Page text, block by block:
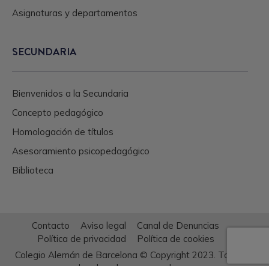
Asignaturas y departamentos
SECUNDARIA
Bienvenidos a la Secundaria
Concepto pedagógico
Homologación de títulos
Asesoramiento psicopedagógico
Biblioteca
Contacto Aviso legal
Canal de Denuncias
Política de privacidad
Política de cookies
Colegio Alemán de Barcelona © Copyright 2023. Todos